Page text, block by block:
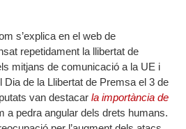
s’explica en el web de
repetidament la llibertat de
mitjans de comunicació a la UE i
Dia de la Llibertat de Premsa el 3 de
van destacar la importància de
a pedra angular dels drets humans.